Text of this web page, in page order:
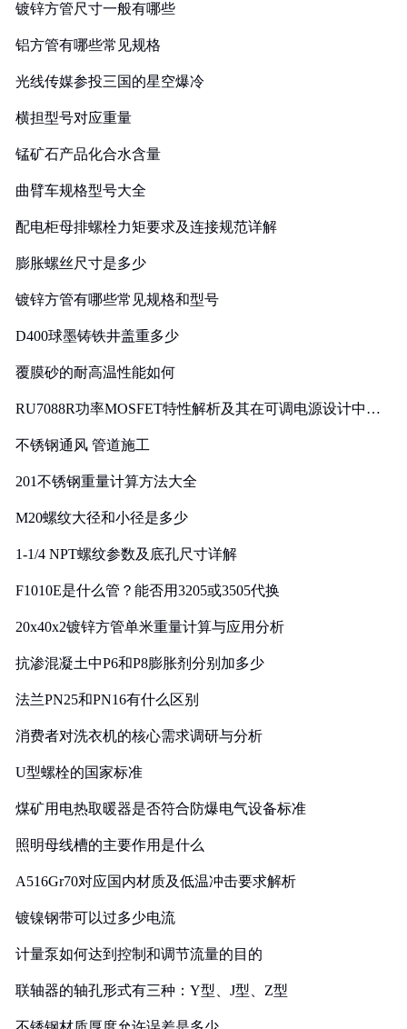
镀锌方管尺寸一般有哪些
铝方管有哪些常见规格
光线传媒参投三国的星空爆冷
横担型号对应重量
锰矿石产品化合水含量
曲臂车规格型号大全
配电柜母排螺栓力矩要求及连接规范详解
膨胀螺丝尺寸是多少
镀锌方管有哪些常见规格和型号
D400球墨铸铁井盖重多少
覆膜砂的耐高温性能如何
RU7088R功率MOSFET特性解析及其在可调电源设计中的
不锈钢通风 管道施工
201不锈钢重量计算方法大全
M20螺纹大径和小径是多少
1-1/4 NPT螺纹参数及底孔尺寸详解
F1010E是什么管？能否用3205或3505代换
20x40x2镀锌方管单米重量计算与应用分析
抗渗混凝土中P6和P8膨胀剂分别加多少
法兰PN25和PN16有什么区别
消费者对洗衣机的核心需求调研与分析
U型螺栓的国家标准
煤矿用电热取暖器是否符合防爆电气设备标准
照明母线槽的主要作用是什么
A516Gr70对应国内材质及低温冲击要求解析
镀镍钢带可以过多少电流
计量泵如何达到控制和调节流量的目的
联轴器的轴孔形式有三种：Y型、J型、Z型